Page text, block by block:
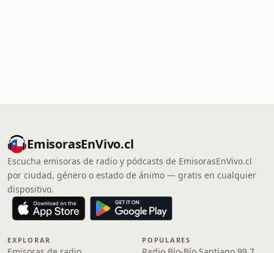
EmisorasEnVivo.cl
Escucha emisoras de radio y pódcasts de EmisorasEnVivo.cl
por ciudad, género o estado de ánimo — gratis en cualquier
dispositivo.
EXPLORAR POPULARES